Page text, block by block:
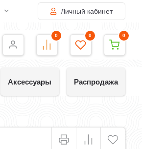
Личный кабинет
0 0 0
Аксессуары Распродажа